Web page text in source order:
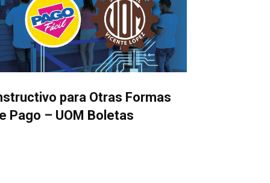
para Otras Formas
Pago – UOM Boletas